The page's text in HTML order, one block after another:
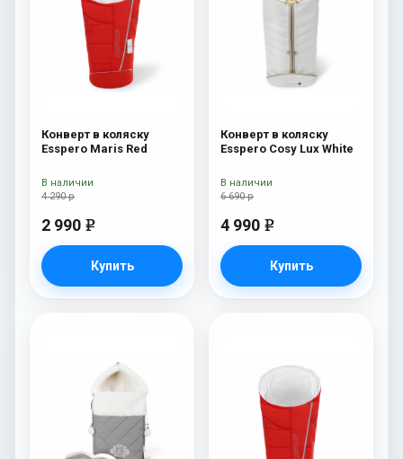
Конверт в коляску
Esspero Maris Red
4 290 р
2 990 e
Купить
В наличии
Конверт в коляску
Esspero Cosy Lux White
6 690 р
4 990 e
Купить
В наличии